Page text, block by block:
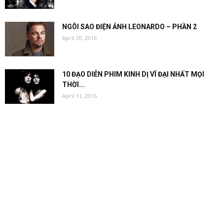
NGÔI SAO ĐIỆN ẢNH LEONARDO – PHẦN 2
April 20, 2016
10 ĐẠO DIỄN PHIM KINH DỊ VĨ ĐẠI NHẤT MỌI
THỜI...
April 11, 2016